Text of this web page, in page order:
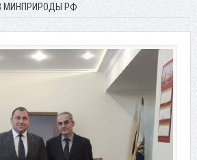
МИНПРИРОДЫ РФ